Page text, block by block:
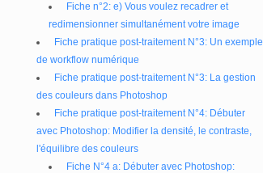
Fiche n°2: e) Vous voulez recadrer et
redimensionner simultanément votre image
Fiche pratique post-traitement N°3: Un exemple
de workflow numérique
Fiche pratique post-traitement N°3: La gestion
des couleurs dans Photoshop
Fiche pratique post-traitement N°4: Débuter
avec Photoshop: Modifier la densité, le contraste,
l'équilibre des couleurs
Fiche N°4 a: Débuter avec Photoshop: